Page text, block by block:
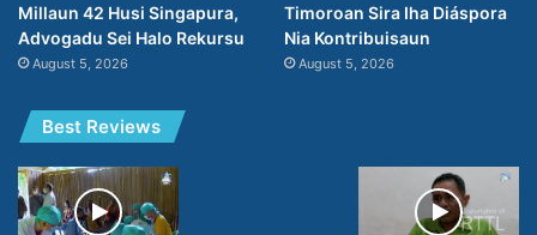
Millaun 42 Husi Singapura,
Advogadu Sei Halo Rekursu
August 5, 2026
Timoroan Sira Iha Diáspora
Nia Kontribuisaun
August 5, 2026
Best Reviews